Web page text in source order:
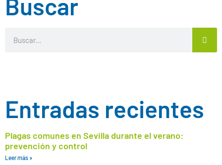
Buscar
Entradas recientes
Plagas comunes en Sevilla durante el verano:
prevención y control
Leer más »